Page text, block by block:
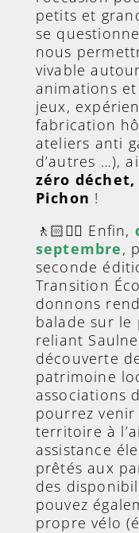
petits et
se
nous
vivable
animations
jeux,
fabrication
ateliers anti
d’autres …),
zéro
Pichon !
🚶🏻🚴‍♀️ Enfin,
septembre,
seconde
Transition
donnons
balade sur le
reliant
découverte
patrimoine
associations
pourrez
territoire à
assistance
prêtés aux
des
pouvez
propre vélo